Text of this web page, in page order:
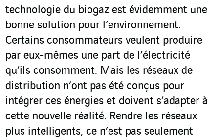
technologie du biogaz est évidemment une
bonne solution pour l’environnement.
Certains consommateurs veulent produire
par eux-mêmes une part de l’électricité
qu’ils consomment. Mais les réseaux de
distribution n’ont pas été conçus pour
intégrer ces énergies et doivent s’adapter à
cette nouvelle réalité. Rendre les réseaux
plus intelligents, ce n’est pas seulement